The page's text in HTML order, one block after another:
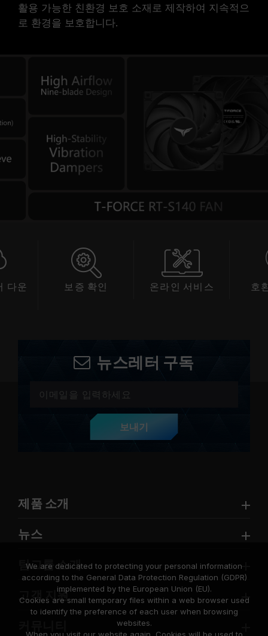
활용 가능한 친환경 보호 소재로 제작하여 지속적으
로 환경을 보호합니다.
다운
보증 확인 온라인 서비스 호
뉴스레터 구독
보내기
제품 소개
뉴스
팀그룹 소개
고객 지원
We are dedicated to protecting your personal information
according to the General Data Protection Regulation (GDPR)
implemented by the European Union (EU).
Cookies are small temporary files within a web browser used
to identify the preference of each user when browsing
websites.